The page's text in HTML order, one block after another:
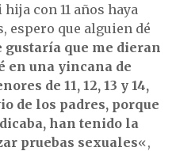
con 11 años haya
espero que alguien dé
gustaría que me dieran
en una yincana de
de 11, 12, 13 y 14,
de los padres, porque
han tenido la
pruebas sexuales«,